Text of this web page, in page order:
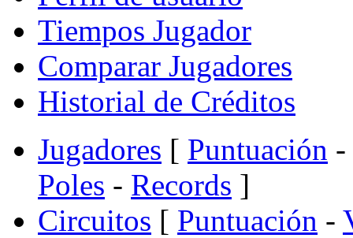
Tiempos Jugador
Comparar Jugadores
Historial de Créditos
Jugadores [ Puntuación -
Poles - Records ]
Circuitos [ Puntuación -